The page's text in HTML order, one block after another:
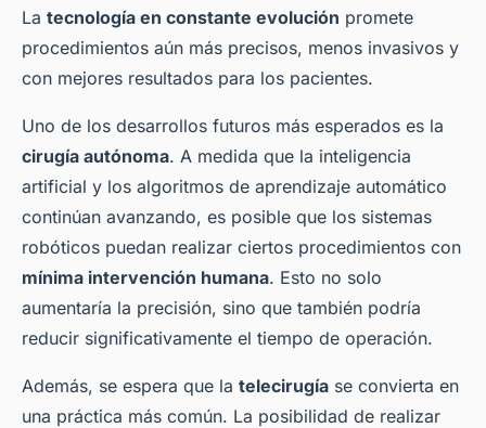
La tecnología en constante evolución promete
procedimientos aún más precisos, menos invasivos y
con mejores resultados para los pacientes.
Uno de los desarrollos futuros más esperados es la
cirugía autónoma. A medida que la inteligencia
artificial y los algoritmos de aprendizaje automático
continúan avanzando, es posible que los sistemas
robóticos puedan realizar ciertos procedimientos con
mínima intervención humana. Esto no solo
aumentaría la precisión, sino que también podría
reducir significativamente el tiempo de operación.
Además, se espera que la telecirugía se convierta en
una práctica más común. La posibilidad de realizar